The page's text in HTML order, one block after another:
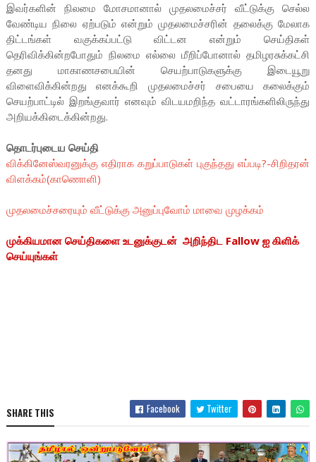
இவர்களின் நிலமை மோசமானால் முதலமைச்சர் வீட்டுக்கு செல்ல
வேண்டிய நிலை ஏற்படும் என்றும் முதலமைச்சரின் தலைக்கு மேலாக
திட்டங்கள் வகுக்கப்பட்டு விட்டன என்றும் செய்திகள்
தெரிவிக்கின்றபோதும் நிலமை எல்லை மீறிப்போனால் தமிழரசுக்கட்சி
தனது மாகாணசபையின் செயற்பாடுகளுக்கு இடையூறு
விளைவிக்கின்றது எனக்கூறி முதலமைச்சர் சபையை கலைக்கும்
செயற்பாட்டில் இறங்குவார் எனவும் விடயமறிந்த வட்டாரங்களிலிருந்து
அறியக்கிடைக்கின்றது.
தொடர்புடைய செய்தி
விக்கினேஸ்வரனுக்கு எதிராக கறுப்பாடுகள் புகுந்தது எப்படி?-சிறிதரன்
விளக்கம்(காணொளி)
முதலமைச்சரையும் வீட்டுக்கு அனுப்புவோம் மாவை முழக்கம்
முக்கியமான செய்திகளை உடனுக்குடன் அறிந்திட Fallow ஐ கிளிக்
செய்யுங்கள்
SHARE THIS Facebook Twitter